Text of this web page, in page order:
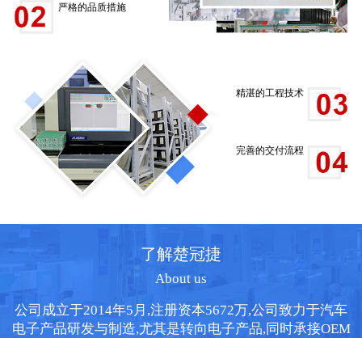
严格的品质措施
精湛的工程技术
完善的交付流程
了解楚冠捷
About us
公司成立于2014年5月,注册资本5672万,公司致力于汽车
电子产品研发与制造,尤其是转向电子产品,同时承接OEM